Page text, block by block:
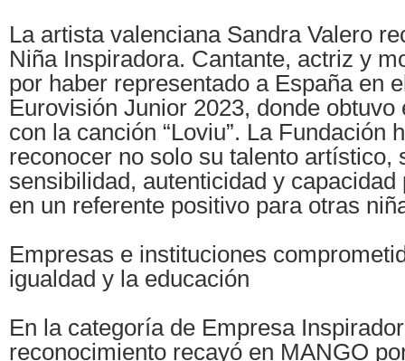
La artista valenciana Sandra Valero
Niña Inspiradora. Cantante, actriz y
por haber representado a España en
Eurovisión Junior 2023, donde obtuvo
con la canción “Loviu”. La Fundación
reconocer no solo su talento artístico,
sensibilidad, autenticidad y
en un referente positivo para otras
Empresas e instituciones
igualdad y la educación
En la categoría de Empresa
reconocimiento recayó en MANGO